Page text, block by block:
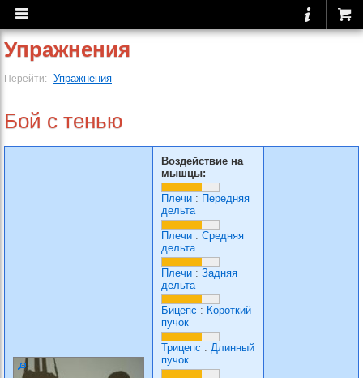
Упражнения
Перейти: Упражнения
Бой с тенью
Воздействие на
мышцы:
Плечи : Передняя
дельта
Плечи : Средняя
дельта
Плечи : Задняя
дельта
Бицепс : Короткий
пучок
Трицепс : Длинный
пучок